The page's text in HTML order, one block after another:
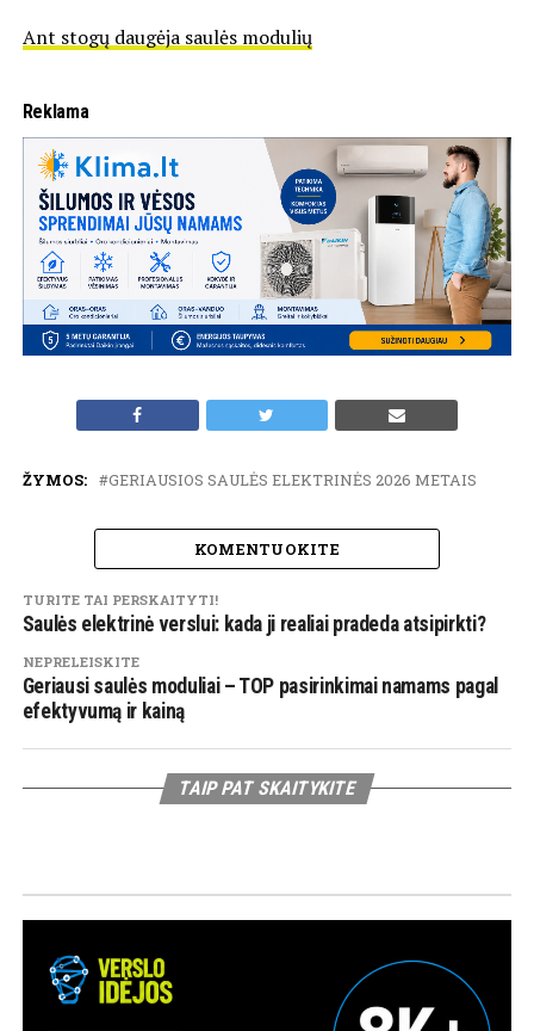
Ant stogų daugėja saulės modulių
Reklama
ŽYMOS: GERIAUSIOS SAULĖS ELEKTRINĖS 2026 METAIS
KOMENTUOKITE
TURITE TAI PERSKAITYTI!
Saulės elektrinė verslui: kada ji realiai pradeda atsipirkti?
NEPRELEISKITE
Geriausi saulės moduliai – TOP pasirinkimai namams pagal
efektyvumą ir kainą
TAIP PAT SKAITYKITE